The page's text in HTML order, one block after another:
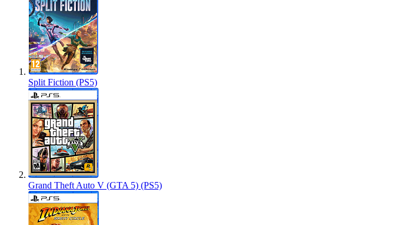
Split Fiction (PS5)
Grand Theft Auto V (GTA 5) (PS5)